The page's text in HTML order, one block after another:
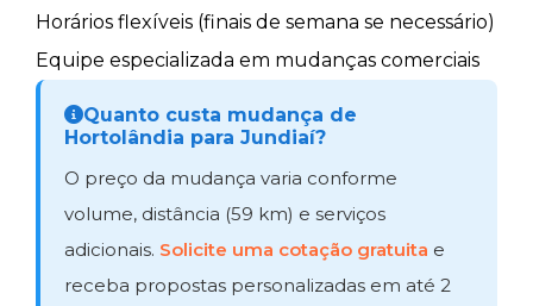
Horários flexíveis (finais de semana se necessário)
Equipe especializada em mudanças comerciais
Quanto custa mudança de
Hortolândia para Jundiaí?
O preço da mudança varia conforme
volume, distância (59 km) e serviços
adicionais. Solicite uma cotação gratuita e
receba propostas personalizadas em até 2